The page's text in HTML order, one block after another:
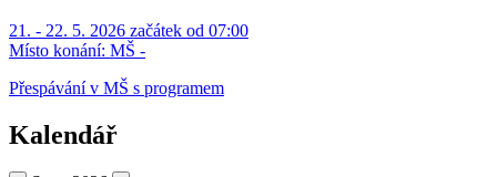
21. - 22. 5. 2026 začátek od 07:00
Místo konání: MŠ -
Přespávání v MŠ s programem
Kalendář